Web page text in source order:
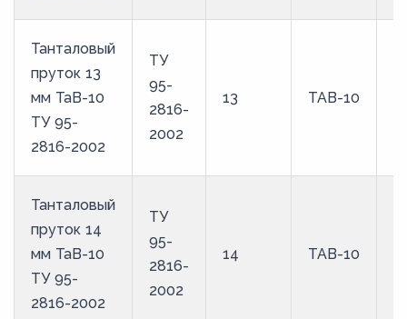
Танталовый
пруток 13
мм ТаВ-10
ТУ 95-
2816-2002
ТУ
95-
2816-
2002
13 ТАВ-10
Танталовый
пруток 14
мм ТаВ-10
ТУ 95-
2816-2002
ТУ
95-
2816-
2002
14 ТАВ-10